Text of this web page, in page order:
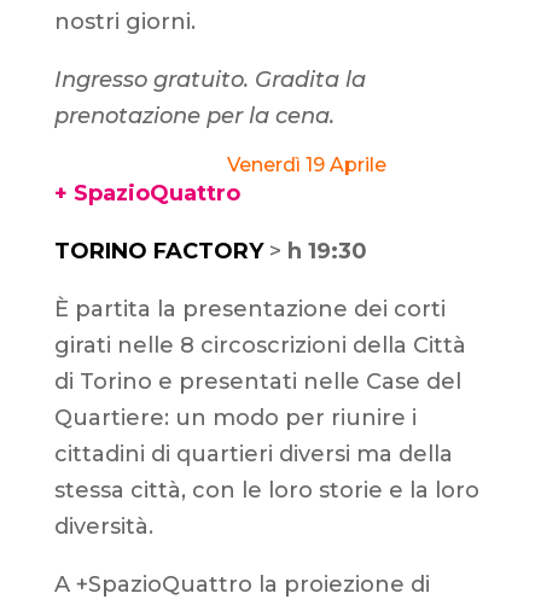
nostri giorni.
Ingresso gratuito. Gradita la
prenotazione per la cena.
Venerdì 19 Aprile
+ SpazioQuattro
TORINO FACTORY> h 19:30
È partita la presentazione dei corti
girati nelle 8 circoscrizioni della Città
di Torino e presentati nelle Case del
Quartiere: un modo per riunire i
cittadini di quartieri diversi ma della
stessa città, con le loro storie e la loro
diversità.
A +SpazioQuattro la proiezione di